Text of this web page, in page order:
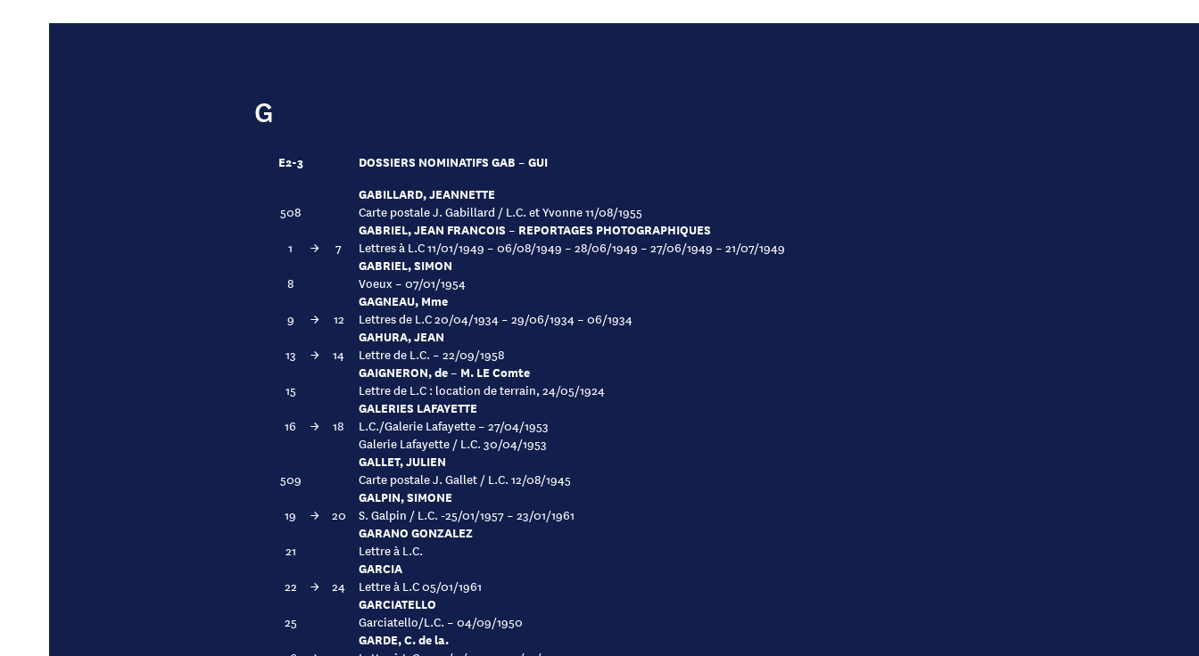
G
E2-3
DOSSIERS NOMINATIFS GAB – GUI
GABILLARD, JEANNETTE
508 Carte postale J. Gabillard / L.C. et Yvonne 11/08/1955
GABRIEL, JEAN FRANCOIS – REPORTAGES PHOTOGRAPHIQUES
1 → 7 Lettres à L.C 11/01/1949 – 06/08/1949 – 28/06/1949 – 27/06/1949 – 21/07/1949
GABRIEL, SIMON
8 Voeux – 07/01/1954
GAGNEAU, Mme
9 → 12 Lettres de L.C 20/04/1934 – 29/06/1934 – 06/1934
GAHURA, JEAN
13 → 14 Lettre de L.C. – 22/09/1958
GAIGNERON, de – M. LE Comte
15 Lettre de L.C : location de terrain, 24/05/1924
GALERIES LAFAYETTE
16 → 18
L.C./Galerie Lafayette – 27/04/1953
Galerie Lafayette / L.C. 30/04/1953
GALLET, JULIEN
509 Carte postale J. Gallet / L.C. 12/08/1945
GALPIN, SIMONE
19 → 20 S. Galpin / L.C. -25/01/1957 – 23/01/1961
GARANO GONZALEZ
21 Lettre à L.C.
GARCIA
22 → 24 Lettre à L.C 05/01/1961
GARCIATELLO
25 Garciatello/L.C. – 04/09/1950
GARDE, C. de la.